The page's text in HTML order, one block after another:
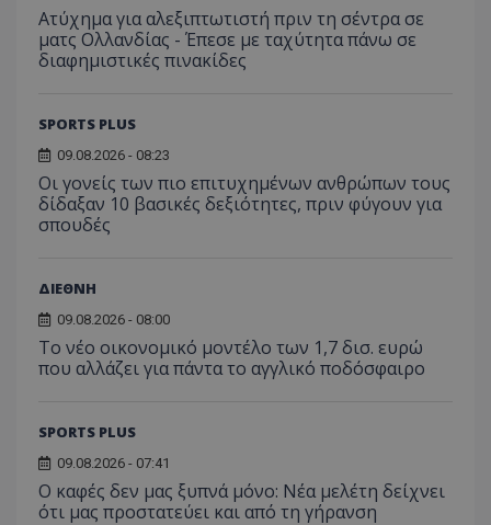
Ατύχημα για αλεξιπτωτιστή πριν τη σέντρα σε
ματς Ολλανδίας - Έπεσε με ταχύτητα πάνω σε
διαφημιστικές πινακίδες
SPORTS PLUS
09.08.2026 - 08:23
Οι γονείς των πιο επιτυχημένων ανθρώπων τους
δίδαξαν 10 βασικές δεξιότητες, πριν φύγουν για
σπουδές
ΔΙΕΘΝΗ
09.08.2026 - 08:00
Το νέο οικονομικό μοντέλο των 1,7 δισ. ευρώ
που αλλάζει για πάντα το αγγλικό ποδόσφαιρο
SPORTS PLUS
09.08.2026 - 07:41
Ο καφές δεν μας ξυπνά μόνο: Νέα μελέτη δείχνει
ότι μας προστατεύει και από τη γήρανση